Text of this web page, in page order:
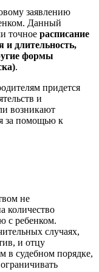
заявлению
Данный
точное расписание
и длительность,
формы
.
придется
и
возникают
за помощью к
не
количество
с ребенком.
случаях,
и отцу
в судебном порядке,